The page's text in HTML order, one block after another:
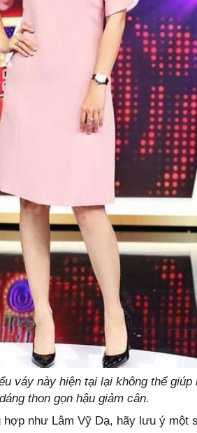
váy này hiện tại lại không thể giúp
thon gọn hậu giảm cân.
như Lâm Vỹ Dạ, hãy lưu ý một